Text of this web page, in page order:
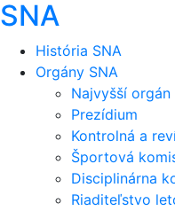
SNA
História SNA
Orgány SNA
Najvyšší orgán
Prezídium
Kontrolná a
Športová
Disciplinárna
Riaditeľstvo